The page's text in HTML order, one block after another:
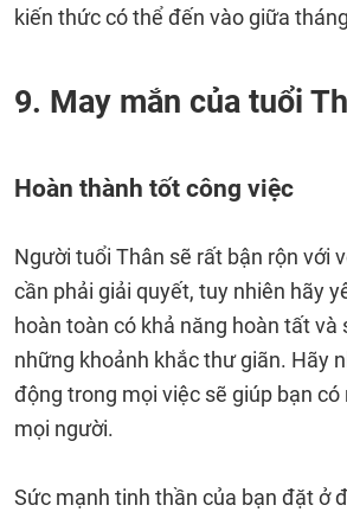
kiến thức có thể đến vào giữa
9. May mắn của tuổi
Hoàn thành tốt công việc
Người tuổi Thân sẽ rất bận rộn với
cần phải giải quyết, tuy nhiên hãy
hoàn toàn có khả năng hoàn tất và
những khoảnh khắc thư giãn. Hãy
động trong mọi việc sẽ giúp bạn có
mọi người.
Sức mạnh tinh thần của bạn đặt ở